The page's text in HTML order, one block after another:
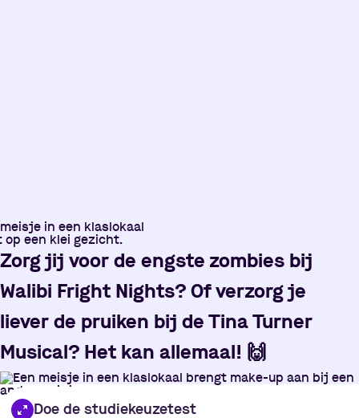
Zorg jij voor de engste zombies bij
Walibi Fright Nights? Of verzorg je
liever de pruiken bij de Tina Turner
Musical? Het kan allemaal! 🙌
Doe de studiekeuzetest